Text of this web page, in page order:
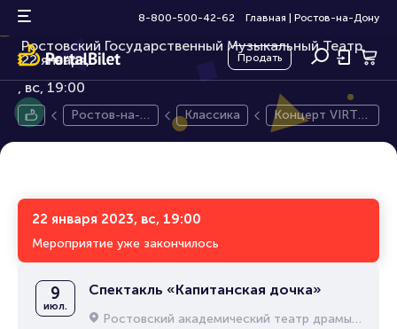
8-800-500-42-62 Главная Ростов-на-Дону
Продать
Концерт VIRTUOSO
Ростовский Государственный Музыкальный Театр,
22 января,
6+
вс, 19:00
Ростов-на-Д
Классика
Концерт VIRTU
OSO
22 января 2023, вс, 19:00
Мероприятие уже закончилось
9
июл.
Спектакль «Капитанская дочка»
Ростовский академический театр драмы им. М.Горького